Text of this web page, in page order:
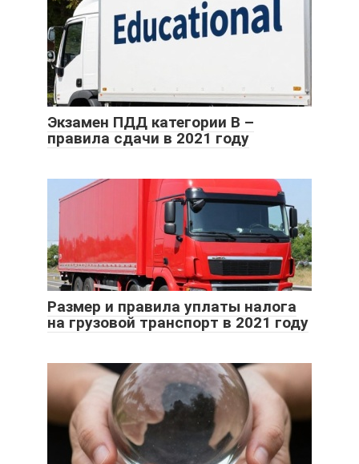
Экзамен ПДД категории B –
правила сдачи в 2021 году
Размер и правила уплаты налога
на грузовой транспорт в 2021 году